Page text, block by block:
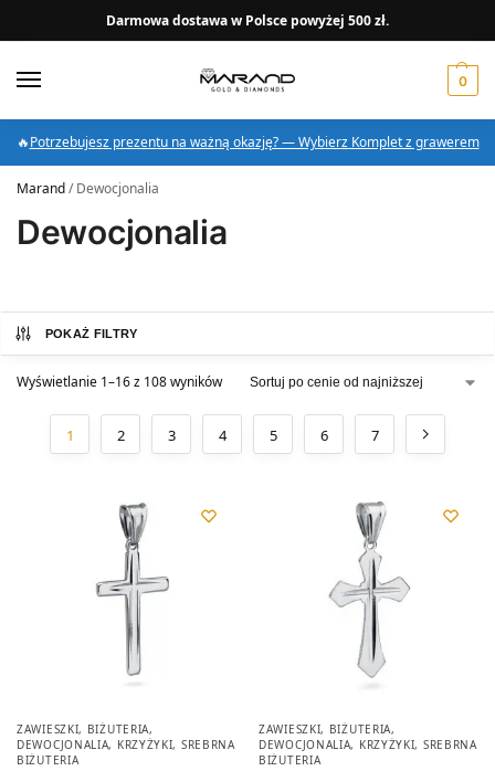
Darmowa dostawa w Polsce powyżej 500 zł.
0
🔥Potrzebujesz prezentu na ważną okazję? — Wybierz Komplet z grawerem
Marand/Dewocjonalia
Dewocjonalia
POKAŻ FILTRY
Wyświetlanie 1–16 z 108 wyników
1 2 3 4 5 6 7
ZAWIESZKI, BIŻUTERIA,
DEWOCJONALIA, KRZYŻYKI, SREBRNA
BIŻUTERIA
ZAWIESZKI, BIŻUTERIA,
DEWOCJONALIA, KRZYŻYKI, SREBRNA
BIŻUTERIA